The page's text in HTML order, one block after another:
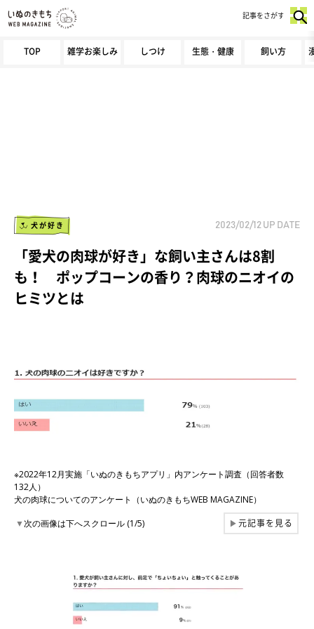
TOP 雑学お楽しみ しつけ 生態・健康 飼い方
記事をさがす
犬が好き 2023/02/12 UP DATE
「愛犬の肉球が好き」な飼い主さんは8割
も！ ポップコーンの香り？肉球のニオイの
ヒミツとは
※2022年12月実施「いぬのきもちアプリ」内アンケート調査（回答者数
132人）
犬の肉球についてのアンケート（いぬのきもちWEB MAGAZINE）
▼次の画像は下へスクロール (1/5) ▶元記事を見る